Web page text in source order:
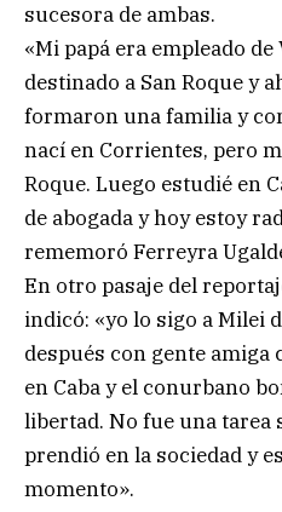
sucesora de ambas.
«Mi papá era empleado
destinado a San Roque y
formaron una familia y
nací en Corrientes, pero
Roque. Luego estudié en
de abogada y hoy estoy
rememoró Ferreyra
En otro pasaje del
indicó: «yo lo sigo a Milei
después con gente
en Caba y el conurbano
libertad. No fue una tarea
prendió en la sociedad y
momento».